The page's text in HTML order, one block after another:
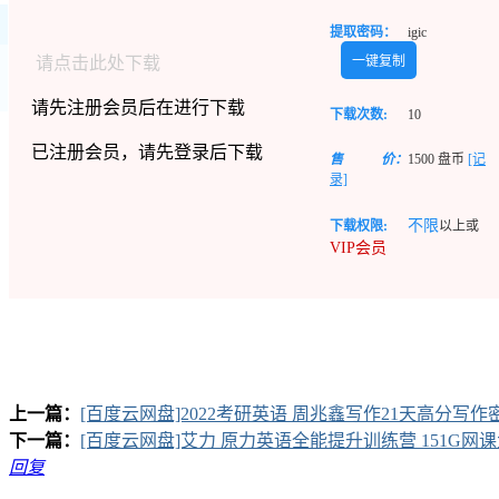
请点击此处下载
请先注册会员后在进行下载
已注册会员，请先登录后下载
提取密码：
igic
一键复制
下载次数: 10
售 价： 1500 盘币 [记
录]
下载权限: 不限以上或
VIP会员
上一篇： [百度云网盘]2022考研英语 周兆鑫写作21天高分写作
下一篇： [百度云网盘]艾力 原力英语全能提升训练营 151G网
回复